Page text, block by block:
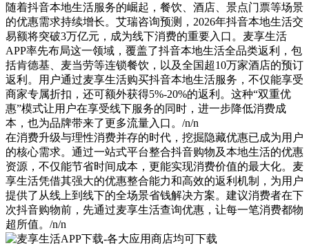
随着抖音本地生活服务的崛起，餐饮、酒店、景点门票等场景
的优惠需求持续增长。艾瑞咨询预测，2026年抖音本地生活交
易额将突破3万亿元，成为线下消费的重要入口。麦享生活
APP率先布局这一领域，覆盖了抖音本地生活全品类返利，包
括肯德基、麦当劳等连锁餐饮，以及全国超10万家酒店的预订
返利。用户通过麦享生活购买抖音本地生活服务，不仅能享受
商家专属折扣，还可额外获得5%-20%的返利。这种“双重优
惠”模式让用户在享受线下服务的同时，进一步降低消费成
本，也为品牌带来了更多流量入口。/n/n
在消费升级与理性消费并存的时代，挖掘隐藏优惠已成为用户
的核心需求。通过一站式平台整合抖音购物及本地生活的优惠
资源，不仅能节省时间成本，更能实现消费价值的最大化。麦
享生活凭借其强大的优惠整合能力和高效的返利机制，为用户
提供了从线上到线下的全场景省钱解决方案。建议消费者在下
次抖音购物前，先通过麦享生活查询优惠，让每一笔消费都物
超所值。/n/n